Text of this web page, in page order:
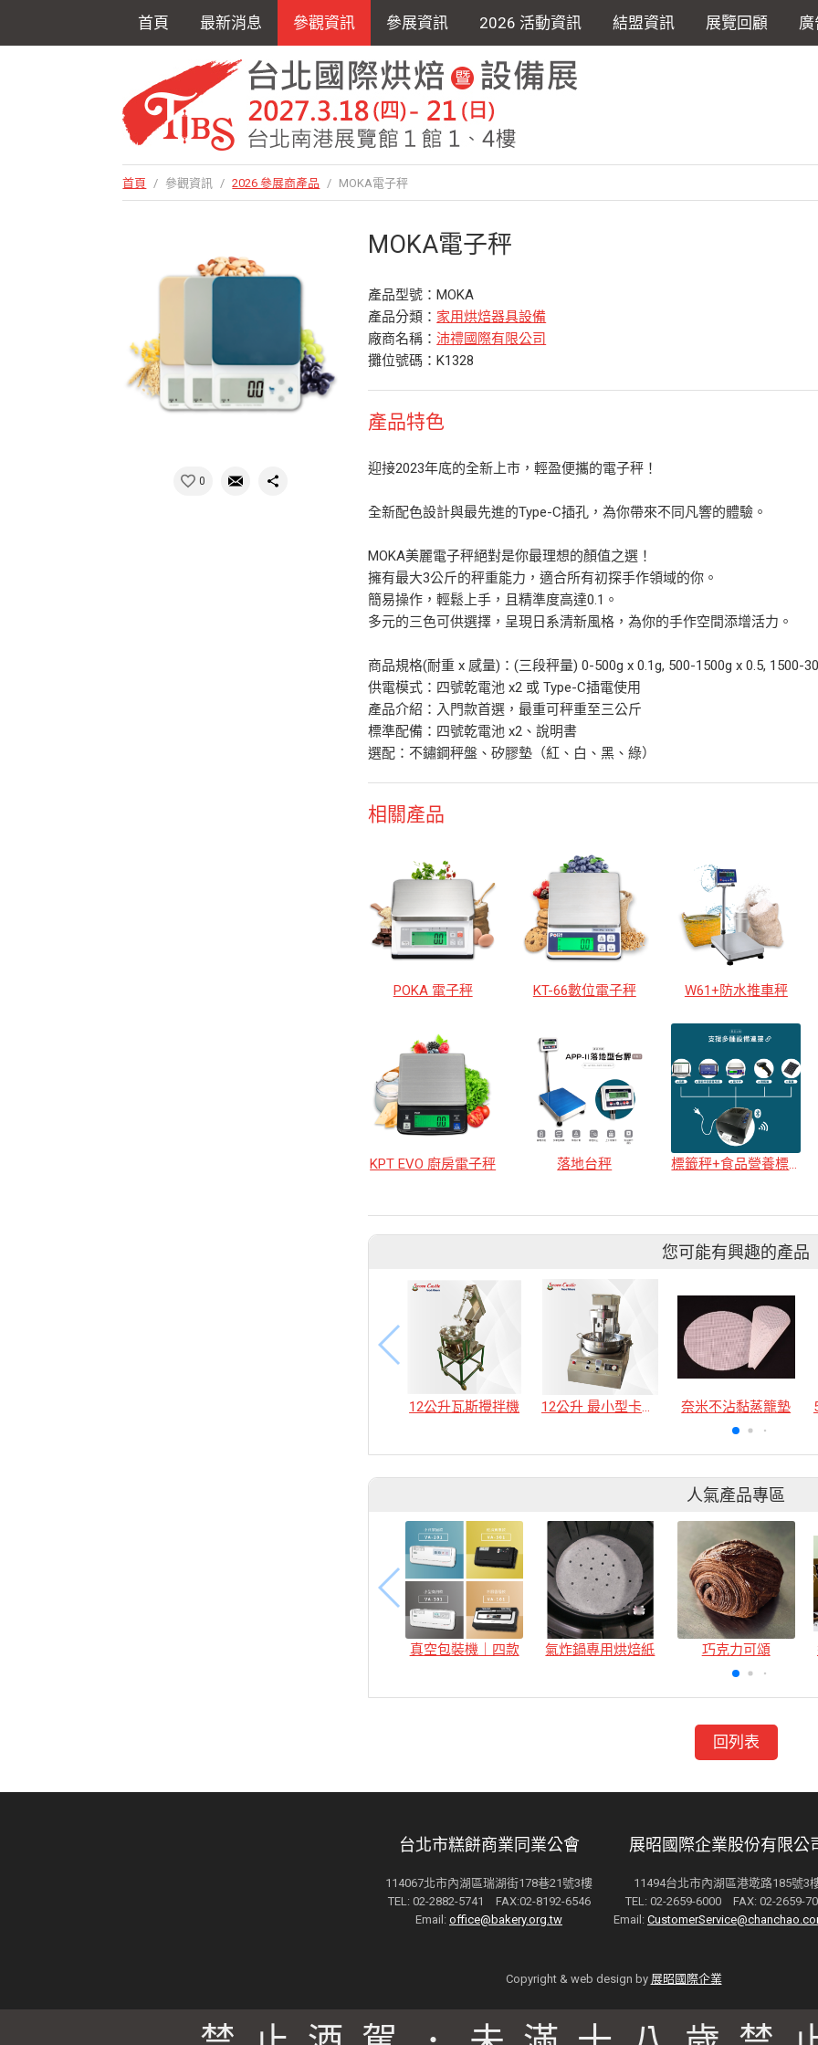
首頁 最新消息 參觀資訊 參展資訊 2026 活動資訊 結盟資訊 展覽回顧 廣
首頁 / 參觀資訊 / 2026 參展商產品 / MOKA電子秤
0
MOKA電子秤
產品型號：MOKA
產品分類： 家用烘焙器具設備
廠商名稱：沛禮國際有限公司
攤位號碼：K1328
產品特色
迎接2023年底的全新上市，輕盈便攜的電子秤！
全新配色設計與最先進的Type-C插孔，為你帶來不同凡響的體驗。
MOKA美麗電子秤絕對是你最理想的顏值之選！
擁有最大3公斤的秤重能力，適合所有初探手作領域的你。
簡易操作，輕鬆上手，且精準度高達0.1。
多元的三色可供選擇，呈現日系清新風格，為你的手作空間添增活力。
商品規格(耐重 x 感量)：(三段秤量) 0-500g x 0.1g, 500-1500g x 0.5, 1500-
供電模式：四號乾電池 x2 或 Type-C插電使用
產品介紹：入門款首選，最重可秤重至三公斤
標準配備：四號乾電池 x2、說明書
選配：不鏽鋼秤盤、矽膠墊（紅、白、黑、綠）
相關產品
POKA 電子秤 KT-66數位電子秤 W61+防水推車秤
KPT EVO 廚房電子秤 落地台秤 標籤秤+食品營養標示
您可能有興趣的產品
12公升瓦斯攪拌機 12公升 最小型卡士達攪拌機 奈米不沾黏蒸籠墊
人氣產品專區
真空包裝機｜四款 氣炸鍋專用烘焙紙 巧克力可頌
回列表
台北市糕餅商業同業公會
114067北市內湖區瑞湖街178巷21號3樓
TEL: 02-2882-5741 FAX:02-8192-6546
Email: office@bakery.org.tw
展昭國際企業股份有限公
11494台北市內湖區港墘路185號3
TEL: 02-2659-6000 FAX: 02-2659-
Email:
Copyright & web design by 展昭國際企業